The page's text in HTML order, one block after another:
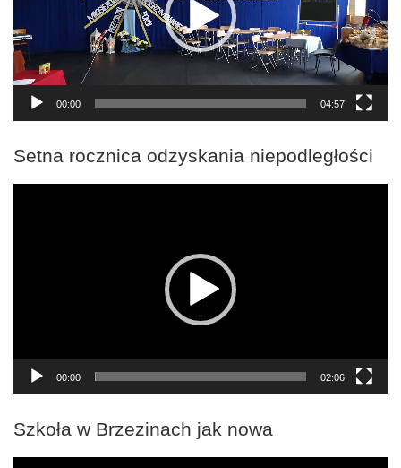
00:00 04:57
Setna rocznica odzyskania niepodległości
00:00 02:06
Szkoła w Brzezinach jak nowa